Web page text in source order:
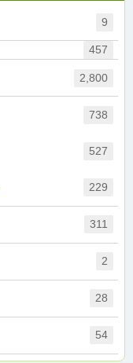
9
54
457
311
2
2,800
738
229
527
28